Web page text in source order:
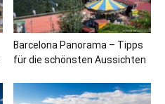
Barcelona Panorama – Tipps
für die schönsten Aussichten